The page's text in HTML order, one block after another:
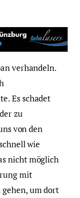
verhandeln.
Es schadet
zu
von den
wie
nicht möglich
mit
um dort